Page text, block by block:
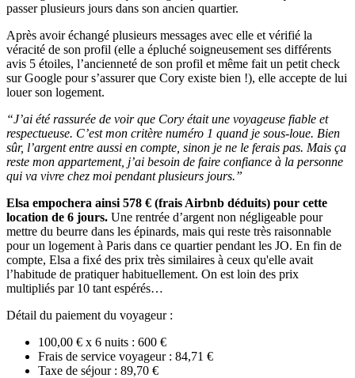
passer plusieurs jours dans son ancien quartier.
Après avoir échangé plusieurs messages avec elle et vérifié la
véracité de son profil (elle a épluché soigneusement ses différents
avis 5 étoiles, l’ancienneté de son profil et même fait un petit check
sur Google pour s’assurer que Cory existe bien !), elle accepte de lui
louer son logement.
“J’ai été rassurée de voir que Cory était une voyageuse fiable et
respectueuse. C’est mon critère numéro 1 quand je sous-loue. Bien
sûr, l’argent entre aussi en compte, sinon je ne le ferais pas. Mais ça
reste mon appartement, j’ai besoin de faire confiance à la personne
qui va vivre chez moi pendant plusieurs jours.”
Elsa empochera ainsi 578 € (frais Airbnb déduits) pour cette
location de 6 jours. Une rentrée d’argent non négligeable pour
mettre du beurre dans les épinards, mais qui reste très raisonnable
pour un logement à Paris dans ce quartier pendant les JO. En fin de
compte, Elsa a fixé des prix très similaires à ceux qu'elle avait
l’habitude de pratiquer habituellement. On est loin des prix
multipliés par 10 tant espérés…
Détail du paiement du voyageur :
100,00 € x 6 nuits : 600 €
Frais de service voyageur : 84,71 €
Taxe de séjour : 89,70 €